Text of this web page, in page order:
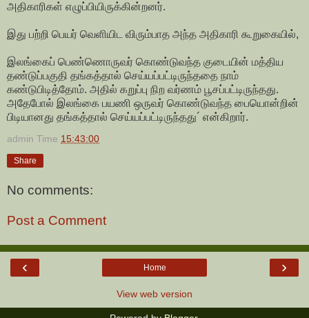
அதிகாரிகள் எழுப்பியிருக்கின்றனர்.
இது பற்றி பெயர் வெளியிட விரும்பாத அந்த அதிகாரி கூறுகையில்,
இலங்கைப் பெண்ணொருவர் கொண்டுவந்த குடையின் மத்திய
தண்டுப்பகுதி தங்கத்தால் செய்யப்பட்டிருந்ததை நாம்
கண்டுபிடித்தோம். அதில் கறுப்பு நிற வர்ணம் பூசப்பட்டிருந்தது.
அதேபோல் இலங்கை பயணி ஒருவர் கொண்டுவந்த பையொன்றின்
பிடியானது தங்கத்தால் செய்யப்பட்டிருந்தது´ என்கிறார்.
admin Time 15:43:00
Share
No comments:
Post a Comment
‹ ›
Home
View web version